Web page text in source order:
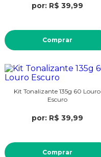
por: R$ 39,99
Comprar
Kit Tonalizante 135g 60 Louro
Escuro
por: R$ 39,99
Comprar